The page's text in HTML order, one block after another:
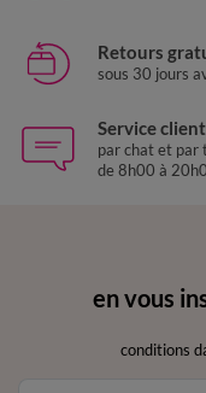
Retours
sous 30 jours
Service
par chat et par
de 8h00 à
en vous
conditions